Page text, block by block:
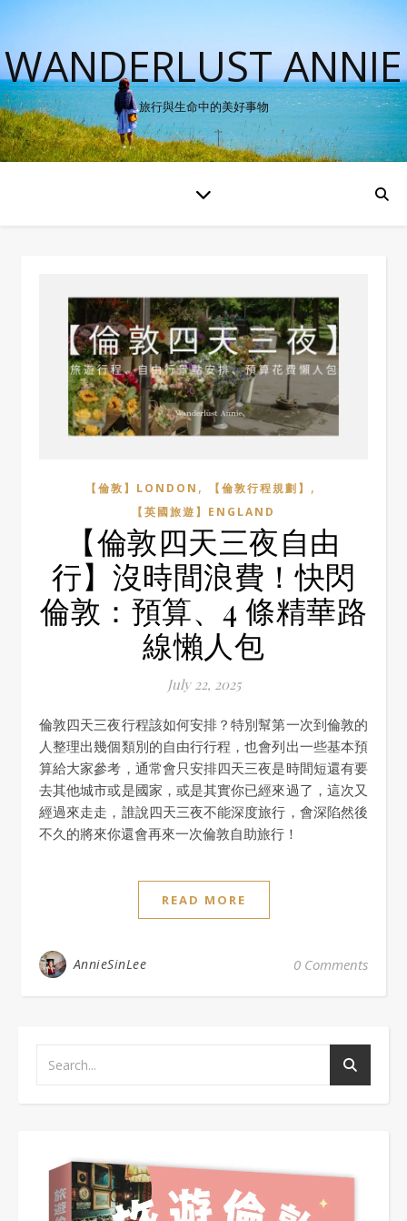
WANDERLUST ANNIE
旅行與生命中的美好事物
【倫敦】LONDON , 【倫敦行程規劃】 ,
【英國旅遊】ENGLAND
【倫敦四天三夜自由
行】沒時間浪費！快閃
倫敦：預算、4 條精華路
線懶人包
July 22, 2025
倫敦四天三夜行程該如何安排？特別幫第一次到倫敦的
人整理出幾個類別的自由行行程，也會列出一些基本預
算給大家參考，通常會只安排四天三夜是時間短還有要
去其他城市或是國家，或是其實你已經來過了，這次又
經過來走走，誰說四天三夜不能深度旅行，會深陷然後
不久的將來你還會再來一次倫敦自助旅行！
READ MORE
AnnieSinLee 0 Comments